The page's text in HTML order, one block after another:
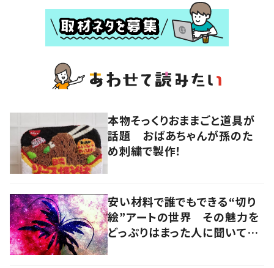
本物そっくりおままごと道具が
話題 おばあちゃんが孫のた
め刺繍で製作！
安い材料で誰でもできる“切り
絵”アートの世界 その魅力を
どっぷりはまった人に聞いてみ